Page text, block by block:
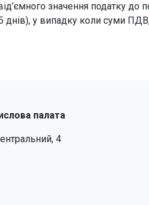
значення податку до
днів), у випадку коли суми
палата
4